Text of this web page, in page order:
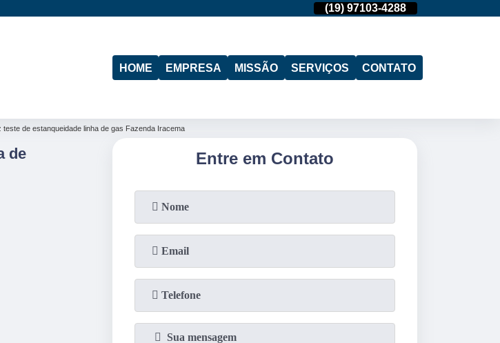
(19) 97103-4288
HOME EMPRESA MISSÃO SERVIÇOS CONTATO
teste de estanqueidade linha de gas Fazenda Iracema
de
Entre em Contato